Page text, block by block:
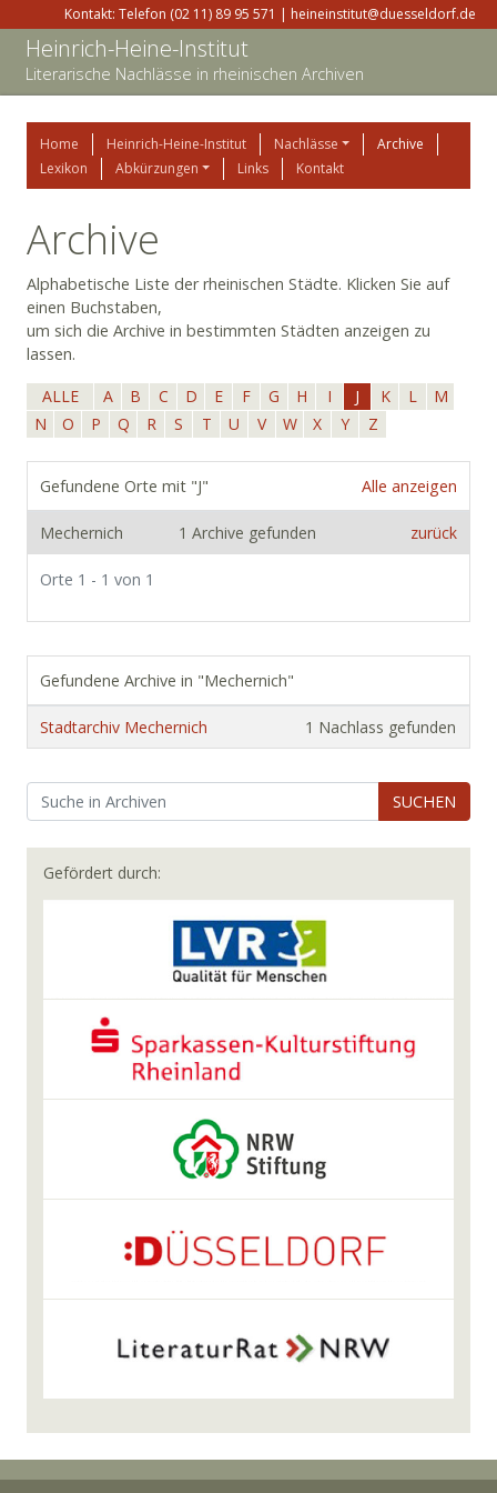
Kontakt: Telefon (02 11) 89 95 571 | heineinstitut@duesseldorf.de
Heinrich-Heine-Institut
Literarische Nachlässe in rheinischen Archiven
Home Heinrich-Heine-Institut Nachlässe
Archive
Lexikon
Abkürzungen Links Kontakt
Archive
Alphabetische Liste der rheinischen Städte. Klicken Sie auf
einen Buchstaben,
um sich die Archive in bestimmten Städten anzeigen zu
lassen.
ALLE
A B C D E F G H I J K L
M
N
O P Q R S T U V W X Y Z
Alle anzeigen
Gefundene Orte mit "J"
Mechernich 1 Archive gefunden zurück
Orte 1 - 1 von 1
Gefundene Archive in "Mechernich"
Stadtarchiv Mechernich 1 Nachlass gefunden
SUCHEN
Gefördert durch: